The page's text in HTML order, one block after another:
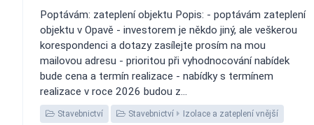
Poptávám: zateplení objektu Popis: - poptávám zateplení
objektu v Opavě - investorem je někdo jiný, ale veškerou
korespondenci a dotazy zasílejte prosím na mou
mailovou adresu - prioritou při vyhodnocování nabídek
bude cena a termín realizace - nabídky s termínem
realizace v roce 2026 budou z...
Stavebnictví Stavebnictví Izolace a zateplení vnější